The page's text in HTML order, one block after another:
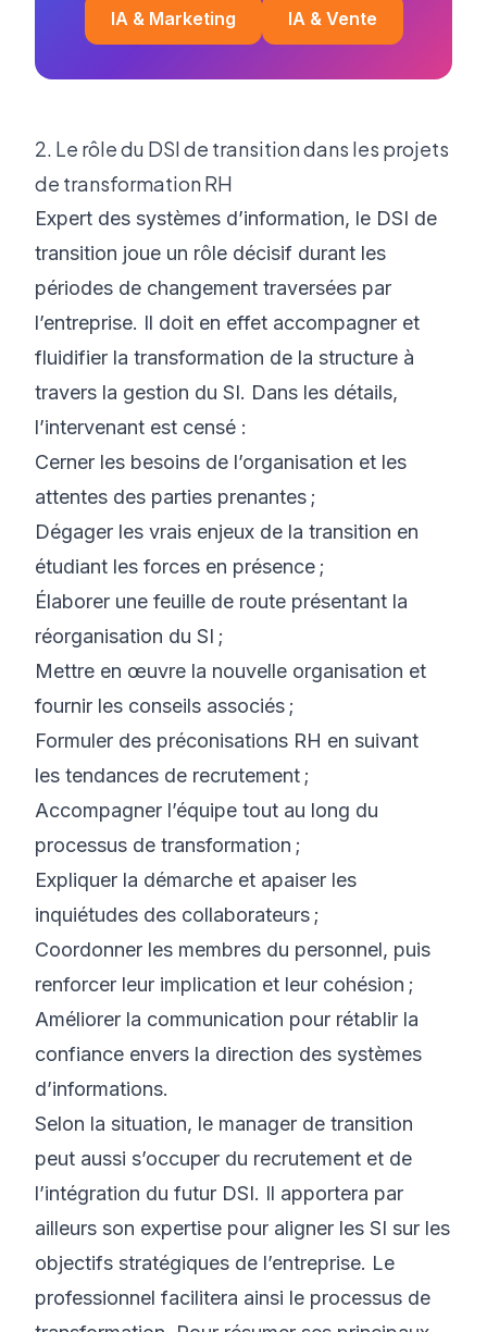
IA & Marketing IA & Vente
2. Le rôle du DSI de transition dans les projets
de transformation RH
Expert des systèmes d’information, le DSI de
transition joue un rôle décisif durant les
périodes de changement traversées par
l’entreprise. Il doit en effet accompagner et
fluidifier la transformation de la structure à
travers la gestion du SI. Dans les détails,
l’intervenant est censé :
Cerner les besoins de l’organisation et les
attentes des parties prenantes ;
Dégager les vrais enjeux de la transition en
étudiant les forces en présence ;
Élaborer une feuille de route présentant la
réorganisation du SI ;
Mettre en œuvre la nouvelle organisation et
fournir les conseils associés ;
Formuler des préconisations RH en suivant
les tendances de recrutement ;
Accompagner l’équipe tout au long du
processus de transformation ;
Expliquer la démarche et apaiser les
inquiétudes des collaborateurs ;
Coordonner les membres du personnel, puis
renforcer leur implication et leur cohésion ;
Améliorer la communication pour rétablir la
confiance envers la direction des systèmes
d’informations.
Selon la situation, le manager de transition
peut aussi s’occuper du recrutement et de
l’intégration du futur DSI. Il apportera par
ailleurs son expertise pour aligner les SI sur les
objectifs stratégiques de l’entreprise. Le
professionnel facilitera ainsi le processus de